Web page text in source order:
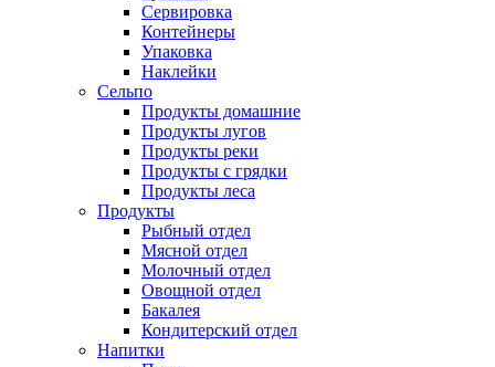
Сервировка
Контейнеры
Упаковка
Наклейки
Сельпо
Продукты домашние
Продукты лугов
Продукты реки
Продукты с грядки
Продукты леса
Продукты
Рыбный отдел
Мясной отдел
Молочный отдел
Овощной отдел
Бакалея
Кондитерский отдел
Напитки